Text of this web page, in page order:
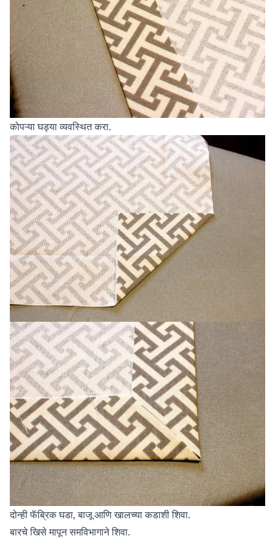
कोपऱ्या घड्या व्यवस्थित करा.
दोन्ही फॅब्रिक घडा, बाजू आणि खालच्या कडाशी शिवा.
बारचे खिसे मापून समविभागाने शिवा.